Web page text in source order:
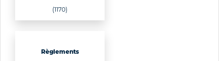
(1170)
Règlements